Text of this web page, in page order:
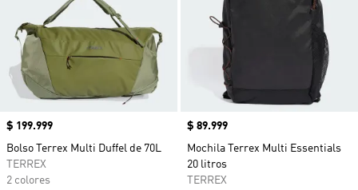
Precio
$ 199.999
Bolso Terrex Multi Duffel de 70L
TERREX
2 colores
Precio
$ 89.999
Mochila Terrex Multi Essentials
20 litros
TERREX